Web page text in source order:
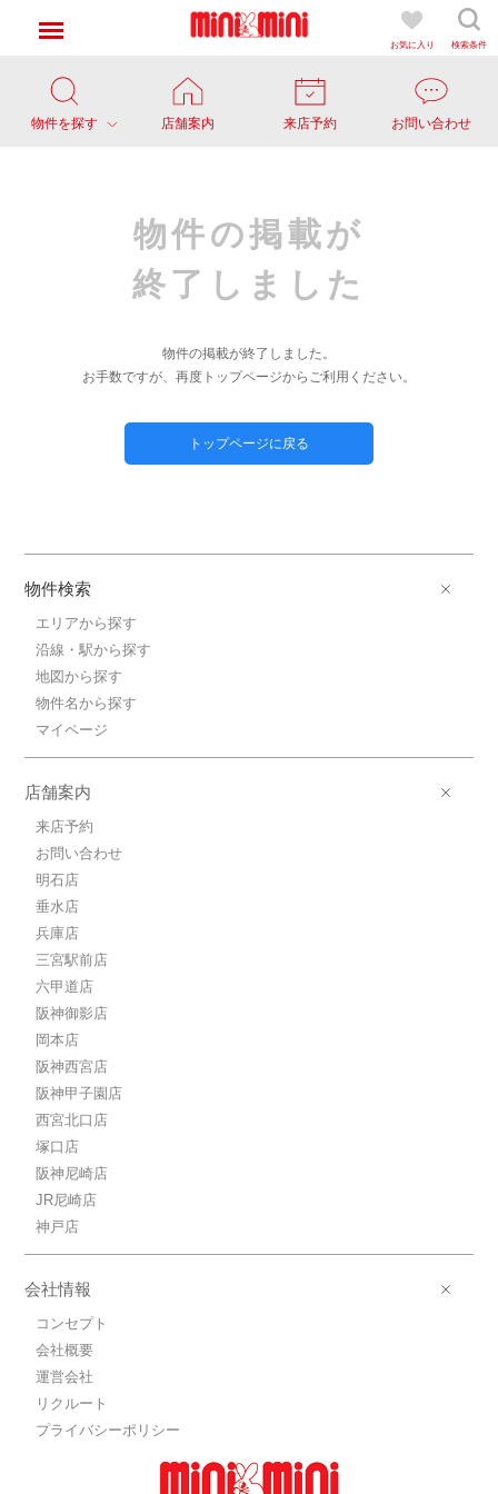
お気に入り 検索条件
物件を探す 店舗案内 来店予約 お問い合わせ
物件の掲載が
終了しました
物件の掲載が終了しました。
お手数ですが、再度トップページからご利用ください。
トップページに戻る
物件検索
エリアから探す
沿線・駅から探す
地図から探す
物件名から探す
マイページ
店舗案内
来店予約
お問い合わせ
明石店
垂水店
兵庫店
三宮駅前店
六甲道店
阪神御影店
岡本店
阪神西宮店
阪神甲子園店
西宮北口店
塚口店
阪神尼崎店
JR尼崎店
神戸店
会社情報
コンセプト
会社概要
運営会社
リクルート
プライバシーポリシー